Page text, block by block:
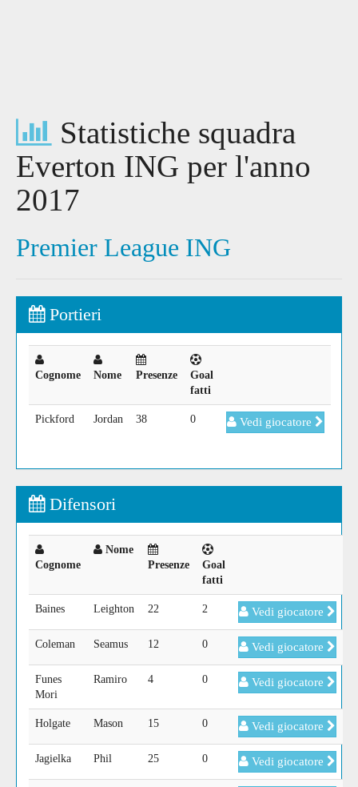
Statistiche squadra
Everton ING per l'anno
2017
Premier League ING
Portieri
Cognome Nome Presenze
Goal
fatti
Pickford Jordan 38 0 Vedi giocatore
Difensori
Cognome
Nome
Presenze
Goal
fatti
Baines Leighton 22 2 Vedi giocatore
Coleman Seamus 12 0 Vedi giocatore
Funes
Mori
Ramiro 4 0 Vedi giocatore
Holgate Mason 15 0 Vedi giocatore
Jagielka Phil 25 0 Vedi giocatore